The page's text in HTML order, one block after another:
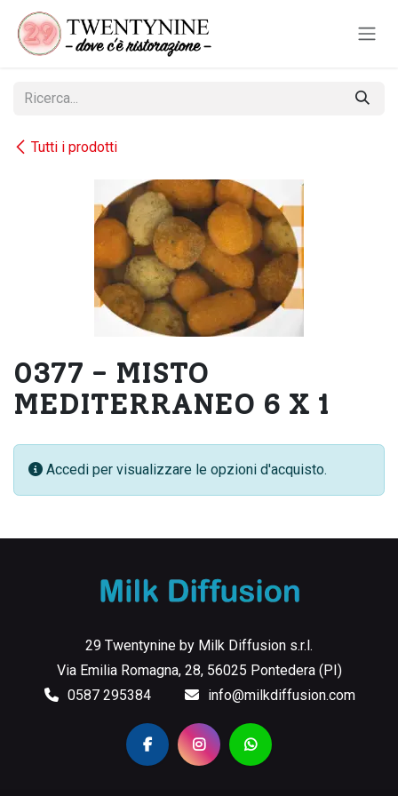
Passa al contenuto
Tutti i prodotti
0377 - MISTO
MEDITERRANEO 6 X 1
Accedi per visualizzare le opzioni d'acquisto.
29 Twentynine by Milk Diffusion s.r.l.
Via Emilia Romagna, 28, 56025 Pontedera (PI)
0587 295384
info@milkdiffusion.com